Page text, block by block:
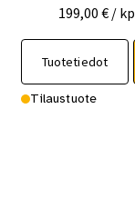
199,00 € /
Tuotetiedot
Tilaustuote